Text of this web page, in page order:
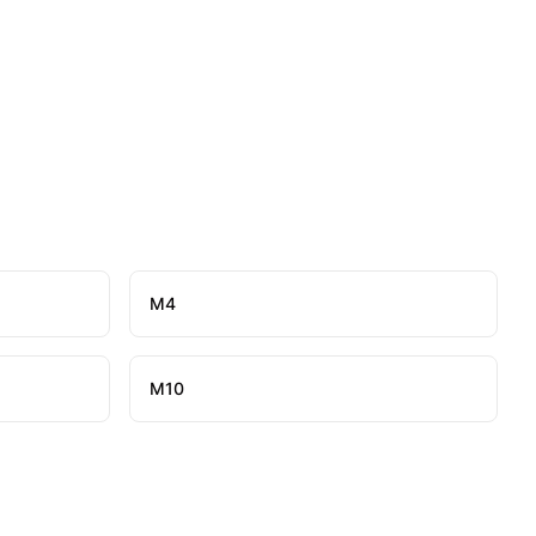
М4
М10